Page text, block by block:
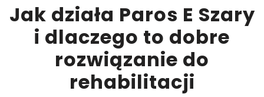
Jak działa Paros E Szary
i dlaczego to dobre
rozwiązanie do
rehabilitacji